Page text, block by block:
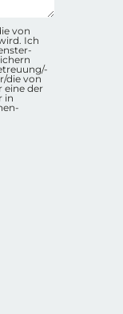
von
Ich
die von
eine der
in